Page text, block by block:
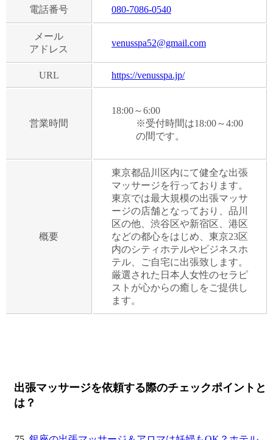
電話番号 080-7086-0540
メール
アドレス
venusspa52@gmail.com
URL https://venusspa.jp/
営業時間
18:00～6:00
※受付時間は18:00～4:00
の間です。
概要
東京都品川区内にて健全な出張
マッサージを行っております。
東京では最大規模の出張マッサ
ージの店舗となっており、品川
区の他、渋谷区や新宿区、港区
などの都心をはじめ、東京23区
内のシティホテルやビジネスホ
テル、ご自宅に出張致します。
厳選された日本人女性のセラピ
ストが心からの癒しをご提供し
ます。
出張マッサージを依頼する際のチェックポイントと
は？